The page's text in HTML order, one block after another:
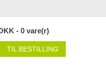
- 0 vare(r)
TIL BESTILLING